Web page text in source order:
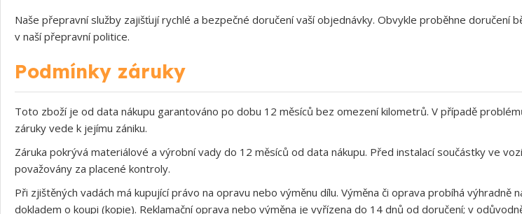
Naše přepravní služby zajišťují rychlé a bezpečné doručení vaší objednávky. Obvykle proběhne doručení
v naší přepravní politice.
Podmínky záruky
Toto zboží je od data nákupu garantováno po dobu 12 měsíců bez omezení kilometrů. V případě
záruky vede k jejímu zániku.
Záruka pokrývá materiálové a výrobní vady do 12 měsíců od data nákupu. Před instalací součástky ve
považovány za placené kontroly.
Při zjištěných vadách má kupující právo na opravu nebo výměnu dílu. Výměna či oprava probíhá
dokladem o koupi (kopie). Reklamační oprava nebo výměna je vyřízena do 14 dnů od doručení; v